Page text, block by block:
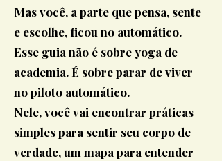
Mas você, a parte que pensa, sente
e escolhe, ficou no automático.
Esse guia não é sobre yoga de
academia. É sobre parar de viver
no piloto automático.
Nele, você vai encontrar práticas
simples para sentir seu corpo de
verdade, um mapa para entender